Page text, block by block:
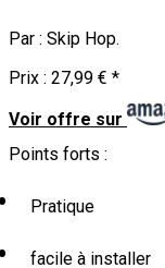
Par : Skip Hop.
Prix : 27,99 € *
Voir offre sur
Points forts :
Pratique
facile à installer